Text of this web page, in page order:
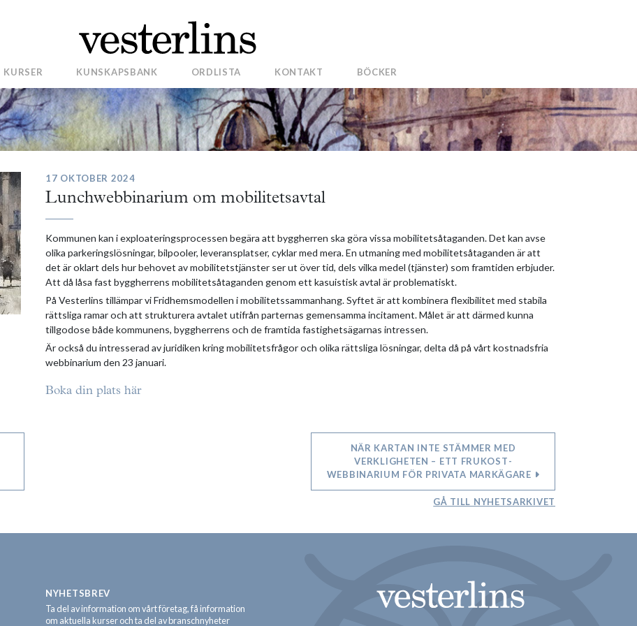
KURSER KUNSKAPSBANK ORDLISTA KONTAKT BÖCKER
17 OKTOBER 2024
Lunchwebbinarium om mobilitets­avtal
Kommunen kan i exploateringsprocessen begära att byggherren ska göra vissa mobilitetsåtaganden. Det kan avse
olika parkeringslösningar, bilpooler, leveransplatser, cyklar med mera. En utmaning med mobilitetsåtaganden är att
det är oklart dels hur behovet av mobilitetstjänster ser ut över tid, dels vilka medel (tjänster) som framtiden erbjuder.
Att då låsa fast byggherrens mobilitetsåtaganden genom ett kasuistisk avtal är problematiskt.
På Vesterlins tillämpar vi Fridhemsmodellen i mobilitetssammanhang. Syftet är att kombinera flexibilitet med stabila
rättsliga ramar och att strukturera avtalet utifrån parternas gemensamma incitament. Målet är att därmed kunna
tillgodose både kommunens, byggherrens och de framtida fastighetsägarnas intressen.
Är också du intresserad av juridiken kring mobilitetsfrågor och olika rättsliga lösningar, delta då på vårt kostnadsfria
webbinarium den 23 januari.
Boka din plats här
NÄR KARTAN INTE STÄMMER MED
VERKLIGHETEN – ETT FRUKOST­
WEBBINARIUM FÖR PRIVATA MARKÄGARE
GÅ TILL NYHETSARKIVET
NYHETSBREV
Ta del av information om vårt företag, få information
om aktuella kurser och ta del av branschnyheter